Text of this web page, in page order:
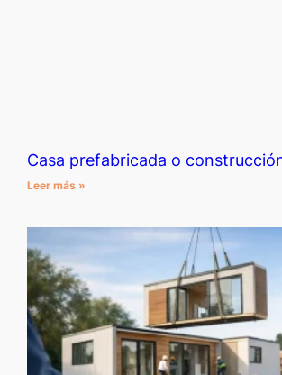
Casa prefabricada o
Leer más »